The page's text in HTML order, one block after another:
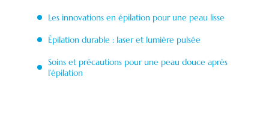
Les innovations en épilation pour une peau lisse
Épilation durable : laser et lumière pulsée
Soins et précautions pour une peau douce après
l’épilation